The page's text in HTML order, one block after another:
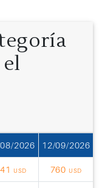
2026 12/09/2026
USD 760 USD